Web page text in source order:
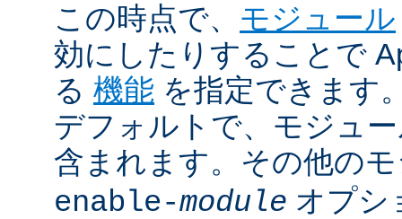
この時点で、 モジュール
効にしたりすることで
る 機能 を指定できます
デフォルトで、モジュ
含まれます。その他の
enable-module オプシ